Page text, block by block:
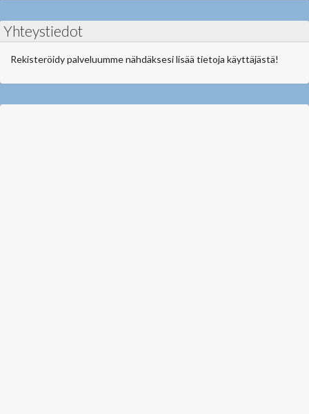
Yhteystiedot
Rekisteröidy palveluumme nähdäksesi lisää tietoja käyttäjästä!